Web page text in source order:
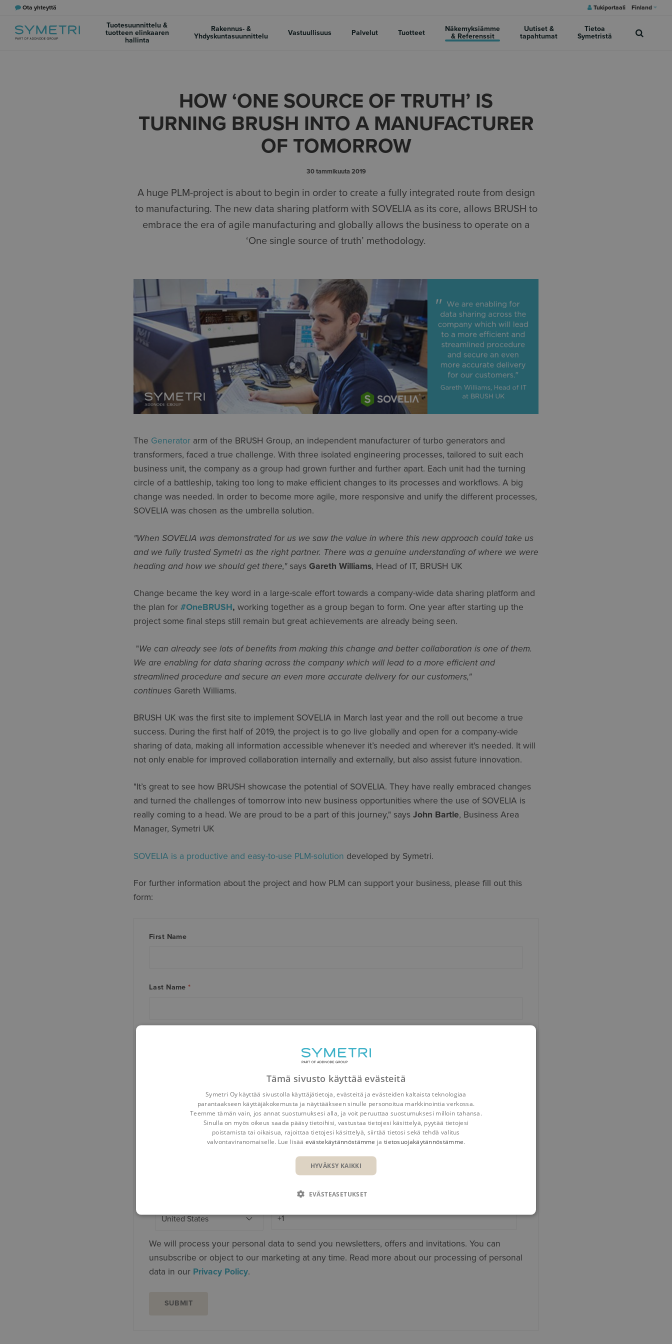
Ota yhteyttä Tukiportaali Finland
Tuotesuunnittelu &
tuotteen elinkaaren
hallinta
Rakennus- &
Yhdyskuntasuunnittelu
Vastuullisuus Palvelut Tuotteet
Näkemyksiämme
& Referenssit
Uutiset &
tapahtumat
Tietoa
Symetristä
HOW ‘ONE SOURCE OF TRUTH’ IS
TURNING BRUSH INTO A MANUFACTURER
OF TOMORROW
30 tammikuuta 2019
A huge PLM-project is about to begin in order to create a fully integrated route from design
to manufacturing. The new data sharing platform with SOVELIA as its core, allows BRUSH to
embrace the era of agile manufacturing and globally allows the business to operate on a
‘One single source of truth’ methodology.
The Generator arm of the BRUSH Group, an independent manufacturer of turbo generators and
transformers, faced a true challenge. With three isolated engineering processes, tailored to suit each
business unit, the company as a group had grown further and further apart. Each unit had the turning
circle of a battleship, taking too long to make efficient changes to its processes and workflows. A big
change was needed. In order to become more agile, more responsive and unify the different processes,
SOVELIA was chosen as the umbrella solution.
"When SOVELIA was demonstrated for us we saw the value in where this new approach could take us
and we fully trusted Symetri as the right partner. There was a genuine understanding of where we were
heading and how we should get there," says Gareth Williams, Head of IT, BRUSH UK
Change became the key word in a large-scale effort towards a company-wide data sharing platform and
the plan for #OneBRUSH, working together as a group began to form. One year after starting up the
project some final steps still remain but great achievements are already being seen.
"We can already see lots of benefits from making this change and better collaboration is one of them.
We are enabling for data sharing across the company which will lead to a more efficient and
streamlined procedure and secure an even more accurate delivery for our customers,"
continues Gareth Williams.
BRUSH UK was the first site to implement SOVELIA in March last year and the roll out become a true
success. During the first half of 2019, the project is to go live globally and open for a company-wide
sharing of data, making all information accessible whenever it’s needed and wherever it's needed. It will
not only enable for improved collaboration internally and externally, but also assist future innovation.
"It’s great to see how BRUSH showcase the potential of SOVELIA. They have really embraced changes
and turned the challenges of tomorrow into new business opportunities where the use of SOVELIA is
really coming to a head. We are proud to be a part of this journey," says John Bartle, Business Area
Manager, Symetri UK
SOVELIA is a productive and easy-to-use PLM-solution developed by Symetri.
For further information about the project and how PLM can support your business, please fill out this
form:
First Name
Last Name *
We will process your personal data to send you newsletters, offers and invitations. You can
unsubscribe or object to our marketing at any time. Read more about our processing of personal
data in our Privacy Policy.
Tämä sivusto käyttää evästeitä
Symetri Oy käyttää sivustolla käyttäjätietoja, evästeitä ja evästeiden kaltaista teknologiaa
parantaakseen käyttäjäkokemusta ja näyttääkseen sinulle personoitua markkinointia verkossa.
Teemme tämän vain, jos annat suostumuksesi alla, ja voit peruuttaa suostumuksesi milloin tahansa.
Sinulla on myös oikeus saada pääsy tietoihisi, vastustaa tietojesi käsittelyä, pyytää tietojesi
poistamista tai oikaisua, rajoittaa tietojesi käsittelyä, siirtää tietosi sekä tehdä valitus
valvontaviranomaiselle. Lue lisää evästekäytännöstämme ja tietosuojakäytännöstämme.
HYVÄKSY KAIKKI
EVÄSTEASETUKSET